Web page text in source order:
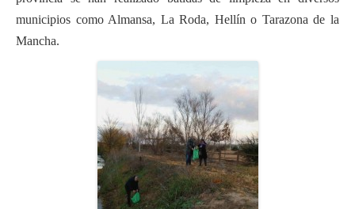
municipios como Almansa, La Roda, Hellín o Tarazona de la
Mancha.